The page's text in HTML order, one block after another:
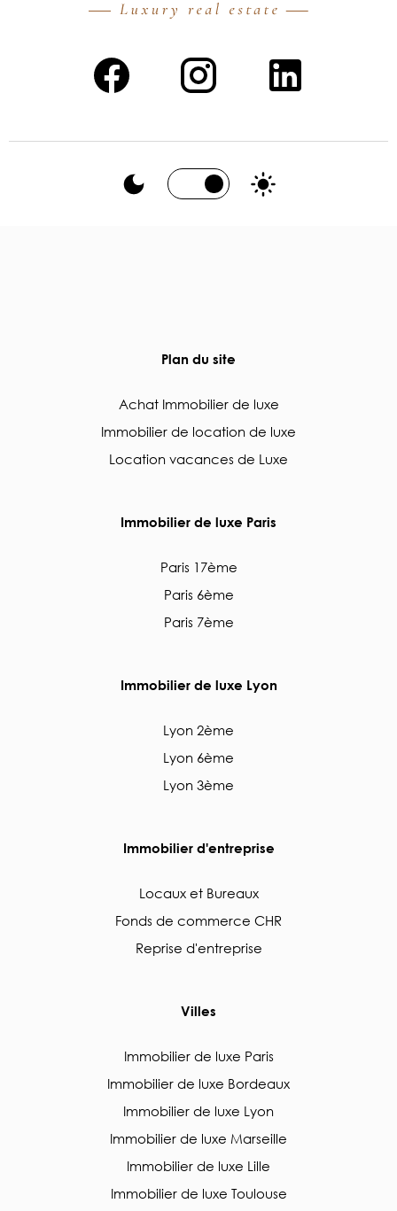
Plan du site
Achat Immobilier de luxe
Immobilier de location de luxe
Location vacances de Luxe
Immobilier de luxe Paris
Paris 17ème
Paris 6ème
Paris 7ème
Immobilier de luxe Lyon
Lyon 2ème
Lyon 6ème
Lyon 3ème
Immobilier d'entreprise
Locaux et Bureaux
Fonds de commerce CHR
Reprise d'entreprise
Villes
Immobilier de luxe Paris
Immobilier de luxe Bordeaux
Immobilier de luxe Lyon
Immobilier de luxe Marseille
Immobilier de luxe Lille
Immobilier de luxe Toulouse